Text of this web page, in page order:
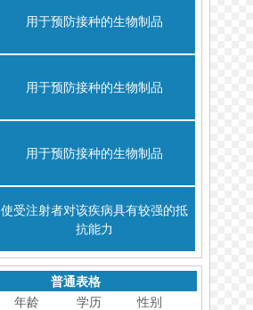
用于预防接种的生物制品
用于预防接种的生物制品
用于预防接种的生物制品
使受注射者对该疾病具有较强的抵
抗能力
普通表格
年龄 学历
性别